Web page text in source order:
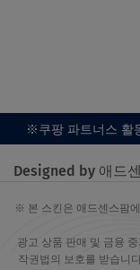
※쿠팡 파트너스 활
Designed by 애드
※ 본 스킨은 애드센스팜
광고 상품 판매 및 금융
작권법의 보호를 받습니